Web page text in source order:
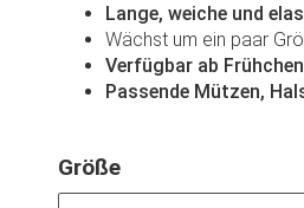
Lange, weiche und
Wächst um ein paar
Verfügbar ab
Passende Mützen,
Größe